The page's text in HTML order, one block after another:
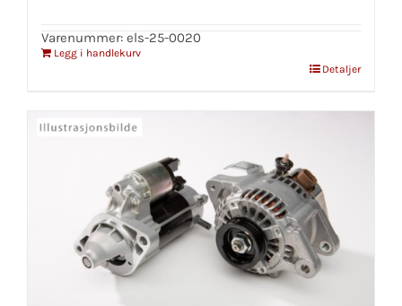
Varenummer: els-25-0020
Legg i handlekurv
Detaljer